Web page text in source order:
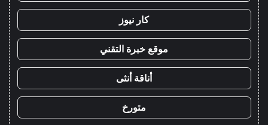
كار نيوز
موقع خبرة التقني
أناقة أنثى
متورخ